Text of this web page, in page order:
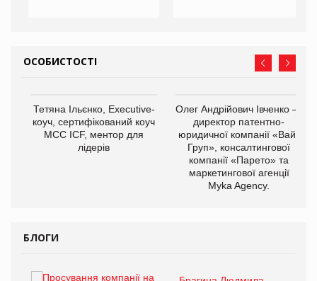
ОСОБИСТОСТІ
Тетяна Ільєнко, Executive-
коуч, сертифікований коуч
МСС ICF, ментор для
лідерів
Олег Андрійович Івченко —
директор патентно-
юридичної компанії «Вайз
Груп», консалтингової
компанії «Парето» та
маркетингової агенції
Myka Agency.
БЛОГИ